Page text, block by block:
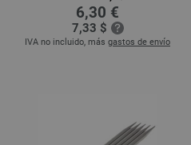
6,30 €
7,33 $
IVA no incluido, más gastos de envío